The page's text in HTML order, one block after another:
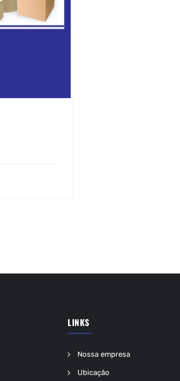
LINKS
Nossa empresa
Ubicação